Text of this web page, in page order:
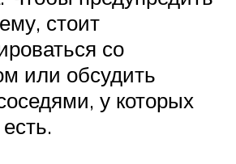
стоит
со
или обсудить
у которых